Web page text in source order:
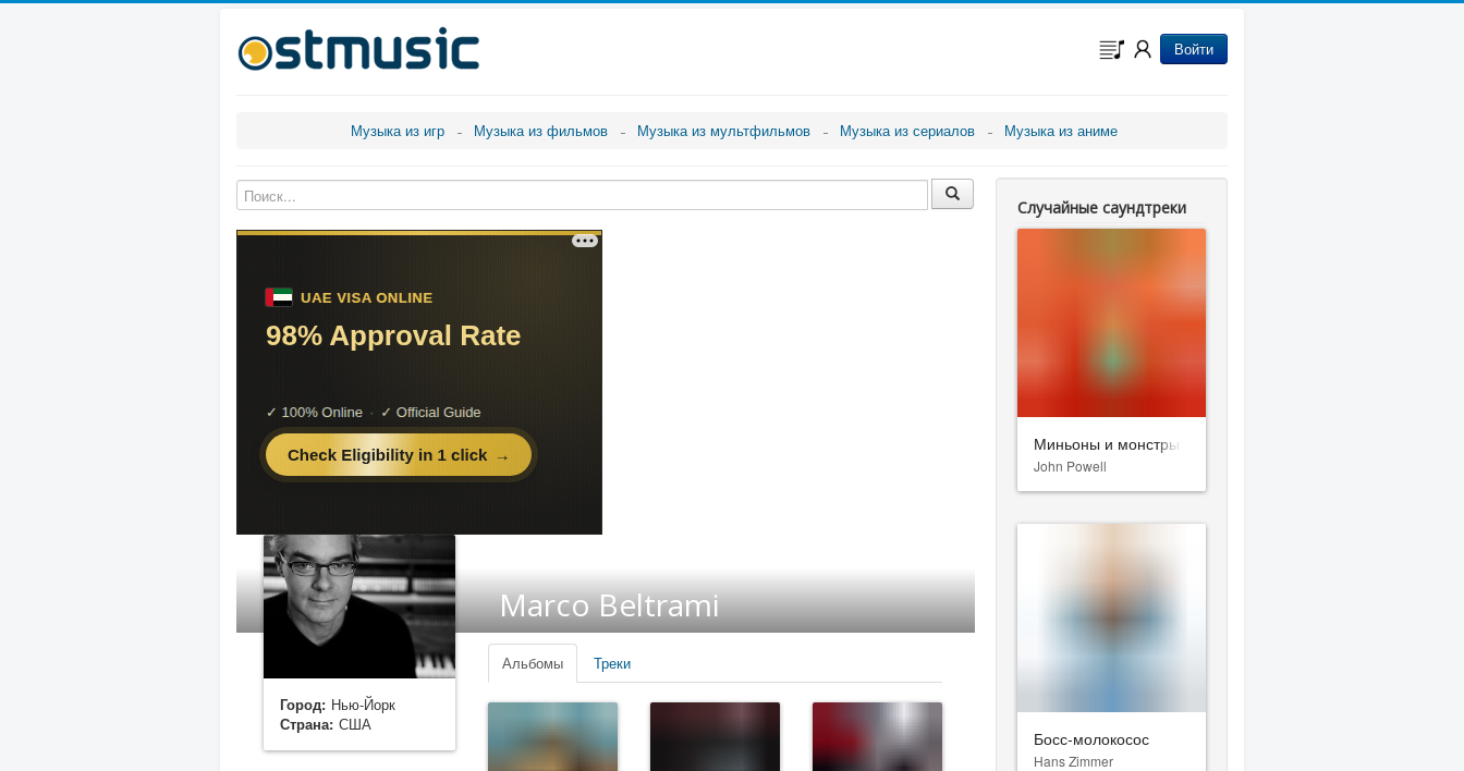
Войти
Музыка из игр Музыка из фильмов Музыка из мультфильмов Музыка из сериалов Музыка из аниме
Marco Beltrami
Город: Нью-Йорк
Страна: США
Альбомы Треки
Случайные саундтреки
Миньоны и монстры
John Powell
Босс-молокосос
Hans Zimmer